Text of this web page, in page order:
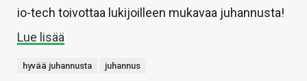
io-tech toivottaa lukijoilleen mukavaa juhannusta!
Lue lisää
hyvää juhannusta juhannus